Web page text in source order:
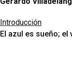
Introducción
El azul es sueño; el